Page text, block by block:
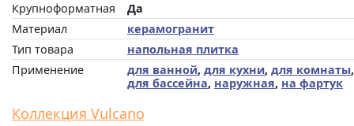
Крупноформатная
Да
Материал
керамогранит
Тип товара
напольная плитка
Применение
для ванной, для кухни, для комнаты,
для бассейна, наружная, на фартук
Коллекция Vulcano